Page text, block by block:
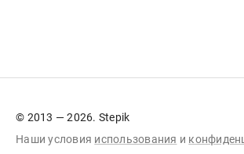
© 2013 — 2026. Stepik
Наши условия использования и